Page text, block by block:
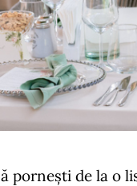
pornești de la o